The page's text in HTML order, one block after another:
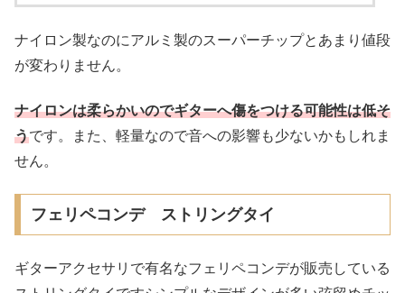
ナイロン製なのにアルミ製のスーパーチップとあまり値段
が変わりません。
ナイロンは柔らかいのでギターへ傷をつける可能性は低そ
うです。また、軽量なので音への影響も少ないかもしれま
せん。
フェリペコンデ ストリングタイ
ギターアクセサリで有名なフェリペコンデが販売している